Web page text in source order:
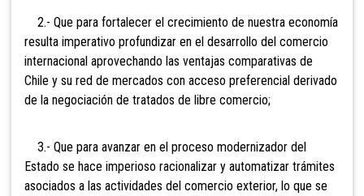
2.- Que para fortalecer el crecimiento de nuestra economía
resulta imperativo profundizar en el desarrollo del comercio
internacional aprovechando las ventajas comparativas de
Chile y su red de mercados con acceso preferencial derivado
de la negociación de tratados de libre comercio;
3.- Que para avanzar en el proceso modernizador del
Estado se hace imperioso racionalizar y automatizar trámites
asociados a las actividades del comercio exterior, lo que se